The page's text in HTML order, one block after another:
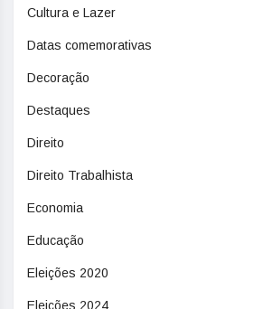
Cultura e Lazer
Datas comemorativas
Decoração
Destaques
Direito
Direito Trabalhista
Economia
Educação
Eleições 2020
Eleições 2024